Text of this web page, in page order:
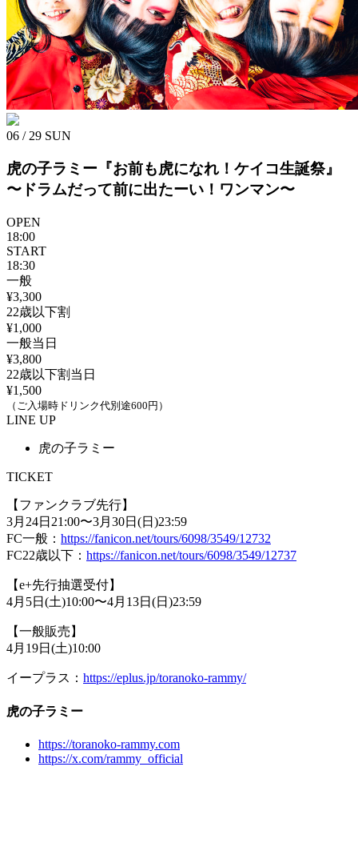
06 / 29 SUN
虎の子ラミー『お前も虎になれ！ケイコ生誕祭』
〜ドラムだって前に出たーい！ワンマン〜
OPEN
18:00
START
18:30
一般
¥3,300
22歳以下割
¥1,000
一般当日
¥3,800
22歳以下割当日
¥1,500
（ご入場時ドリンク代別途600円）
LINE UP
虎の子ラミー
TICKET
【ファンクラブ先行】
3月24日21:00〜3月30日(日)23:59
FC一般： https://fanicon.net/tours/6098/3549/12732
FC22歳以下： https://fanicon.net/tours/6098/3549/12737
【e+先行抽選受付】
4月5日(土)10:00〜4月13日(日)23:59
【一般販売】
4月19日(土)10:00
イープラス： https://eplus.jp/toranoko-rammy/
虎の子ラミー
https://toranoko-rammy.com
https://x.com/rammy_official